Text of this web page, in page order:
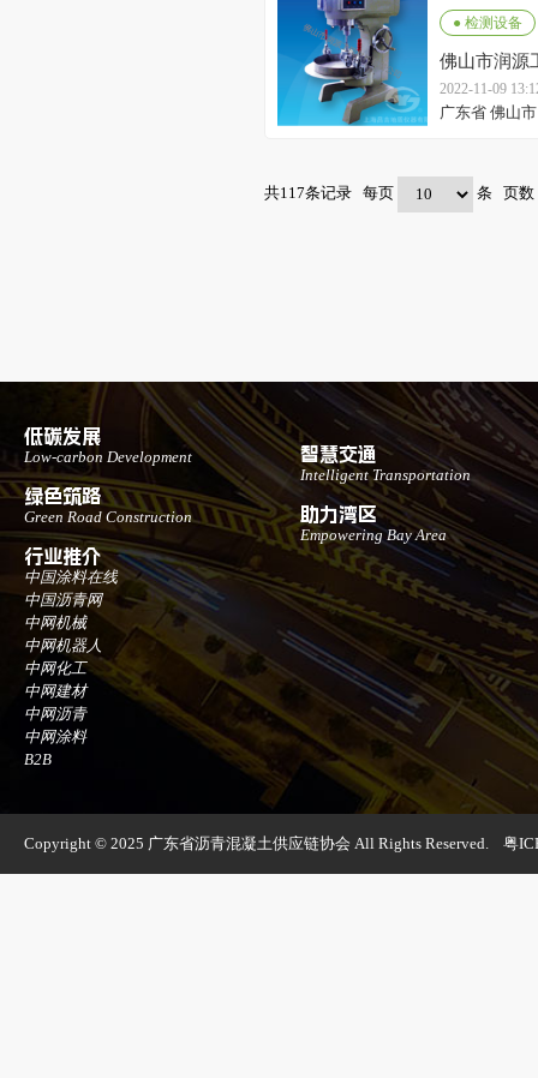
● 检测设备
佛山市润源
2022-11-09
广东省 佛山
共117条记录 每页 条 页
低碳发展
Low-carbon Development
绿色筑路
Green Road Construction
行业推介
中国涂料在线
中国沥青网
中网机械
中网机器人
中网化工
中网建材
中网沥青
中网涂料
B2B
智慧交通
Intelligent Transportation
助力湾区
Empowering Bay Area
Copyright © 2025 广东省沥青混凝土供应链协会 All Rights Reserved. 粤